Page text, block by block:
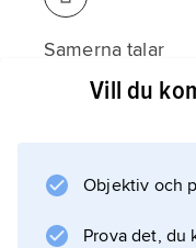
Samerna talar
samiska
nordsamiska
, som talas i
Vill du
Objektiv och
Prova det, du